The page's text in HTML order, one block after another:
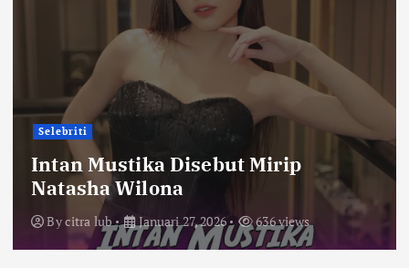
Selebriti
Intan Mustika Disebut Mirip
Natasha Wilona
Bycitra lub Januari 27, 2026 636 views